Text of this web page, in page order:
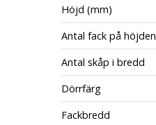
Höjd (mm)
Antal fack på höjden
Antal skåp i bredd
Dörrfärg
Fackbredd